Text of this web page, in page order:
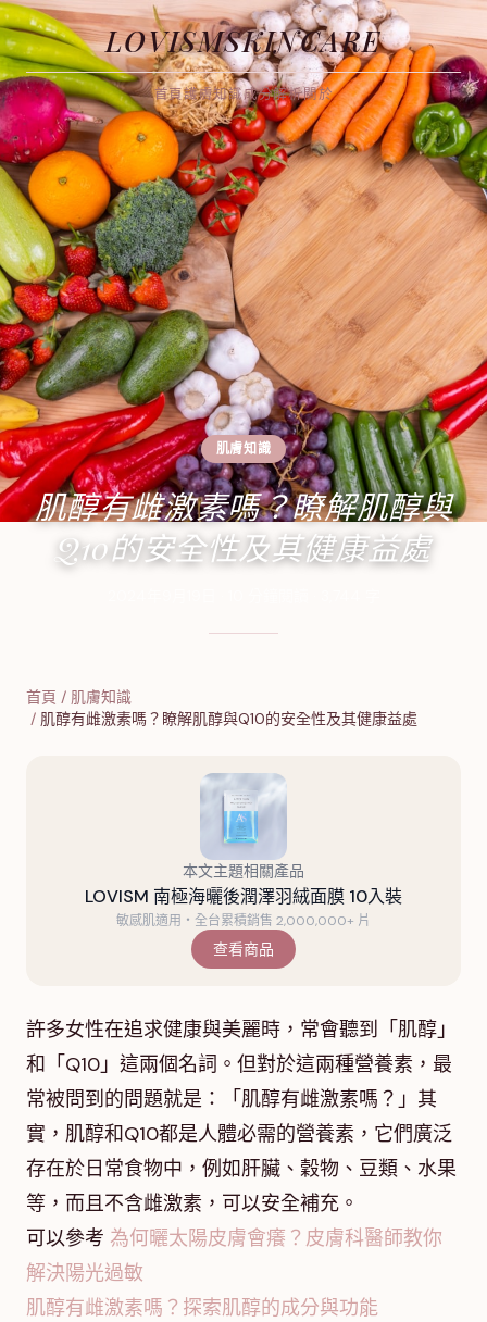
LOVISMSKINCARE
首頁護膚知識成分解析關於
肌膚知識
肌醇有雌激素嗎？瞭解肌醇與
Q10的安全性及其健康益處
首頁 / 肌膚知識
/ 肌醇有雌激素嗎？瞭解肌醇與Q10的安全性及其健康益處
本文主題相關產品
LOVISM 南極海曬後潤澤羽絨面膜 10入裝
敏感肌適用・全台累積銷售 2,000,000+ 片
查看商品
許多女性在追求健康與美麗時，常會聽到「肌醇」
和「Q10」這兩個名詞。但對於這兩種營養素，最
常被問到的問題就是：「肌醇有雌激素嗎？」其
實，肌醇和Q10都是人體必需的營養素，它們廣泛
存在於日常食物中，例如肝臟、穀物、豆類、水果
等，而且不含雌激素，可以安全補充。
可以參考 為何曬太陽皮膚會癢？皮膚科醫師教你
解決陽光過敏
肌醇有雌激素嗎？探索肌醇的成分與功能